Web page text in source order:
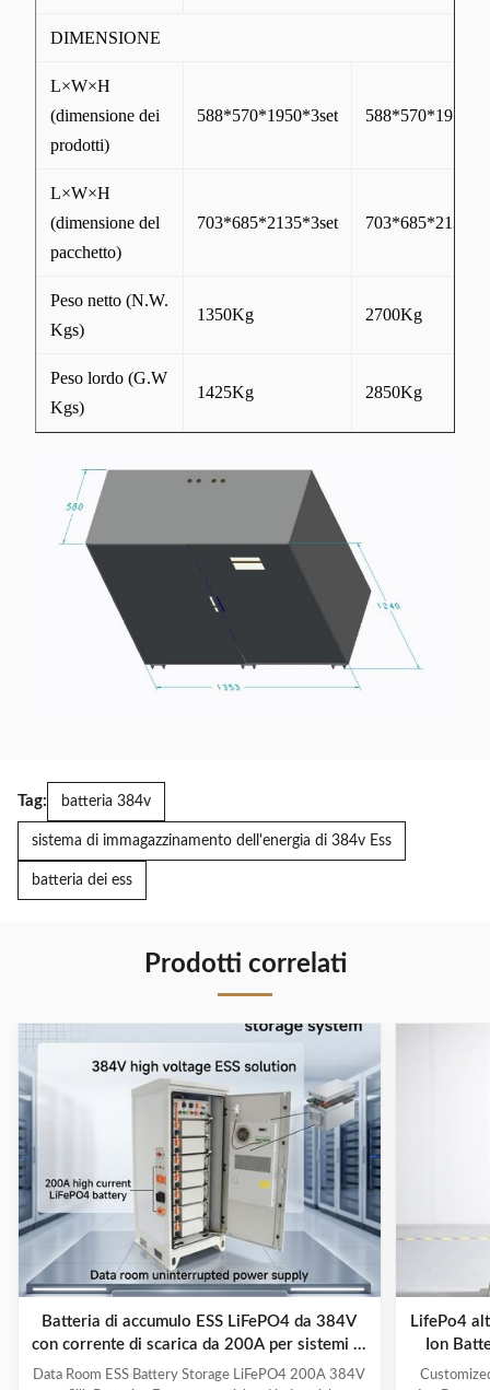
DIMENSIONE
L×W×H
(dimensione dei
prodotti)
588*570*1950*3set
L×W×H
(dimensione del
pacchetto)
703*685*2135*3set
Peso netto (N.W.
Kgs)
1350Kg 2700Kg
Peso lordo (G.W
Kgs)
1425Kg 2850Kg
Tag: batteria 384v
sistema di immagazzinamento dell'energia di 384v Ess
batteria dei ess
Prodotti correlati
Batteria di accumulo ESS LiFePO4 da 384V
con corrente di scarica da 200A per sistemi di
energia solare
Data Room ESS Battery Storage LiFePO4 200A 384V
LifePo4
Ion